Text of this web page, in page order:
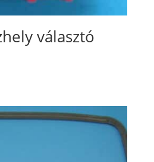
választó